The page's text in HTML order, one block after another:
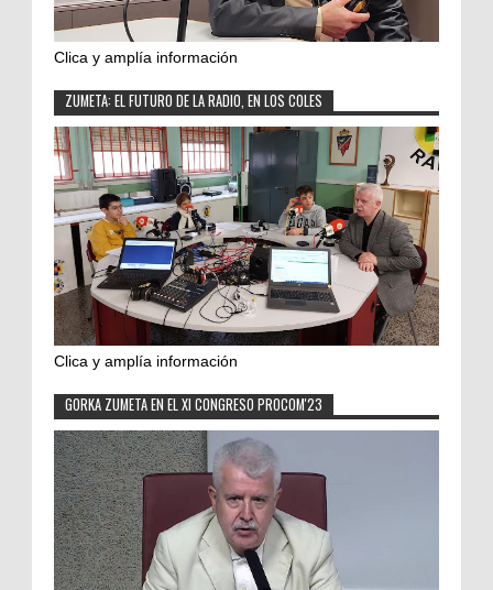
Clica y amplía información
ZUMETA: EL FUTURO DE LA RADIO, EN LOS COLES
Clica y amplía información
GORKA ZUMETA EN EL XI CONGRESO PROCOM'23